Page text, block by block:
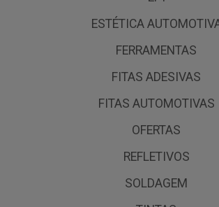
ESTÉTICA
FERRAMENTAS
FITAS ADESIVAS
FITAS AUTOMOTIVAS
OFERTAS
REFLETIVOS
SOLDAGEM